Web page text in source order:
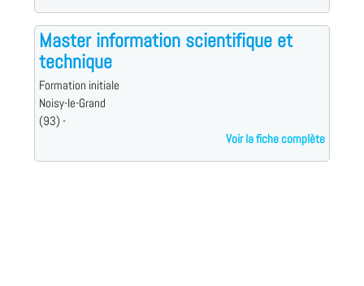
Master information scientifique et
technique
Formation initiale
Noisy-le-Grand
(93) -
Voir la fiche complète